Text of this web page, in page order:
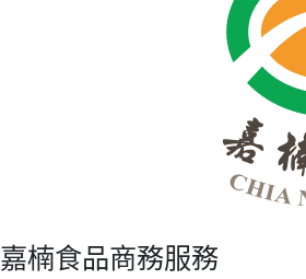
嘉楠食品商務服務